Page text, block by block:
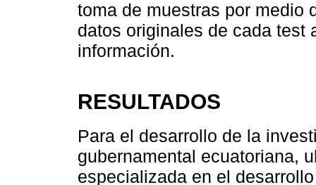
toma de muestras por medio
datos originales de cada test
información.
RESULTADOS
Para el desarrollo de la
gubernamental ecuatoriana,
especializada en el